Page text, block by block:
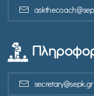
secretary@sepk.gr